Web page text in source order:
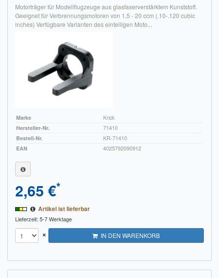
Impressum
FAQ
ÜBER UNS
Was wir bieten
Unsere Philosophie
MEIN KONTO
Motorträger für Modellflugzeuge aus glasfaserverstärktem Kunststoff.
Geeignet für Verbrennungsmotoren von 1,5 - 20 ccm (.10-.120 cubic
inches) Verfügbare Varianten des einteiligen Moto...
Marke
Krick
Hersteller-Nr.
71410
Bestell-Nr.
KR-71410
EAN
4025792090912
2,65 €*
Artikel ist lieferbar
Lieferzeit: 5-7 Werktage
× IN DEN WARENKORB